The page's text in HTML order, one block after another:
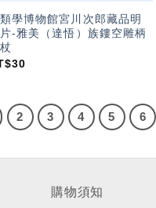
類學博物館宮川次郎藏品明
-雅美（達悟）族鏤空雕柄
30
2 3 4 5 6
購物須知